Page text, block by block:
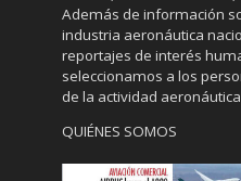
Además de información
industria aeronáutica
reportajes de interés
seleccionamos a los
de la actividad
QUIÉNES SOMOS